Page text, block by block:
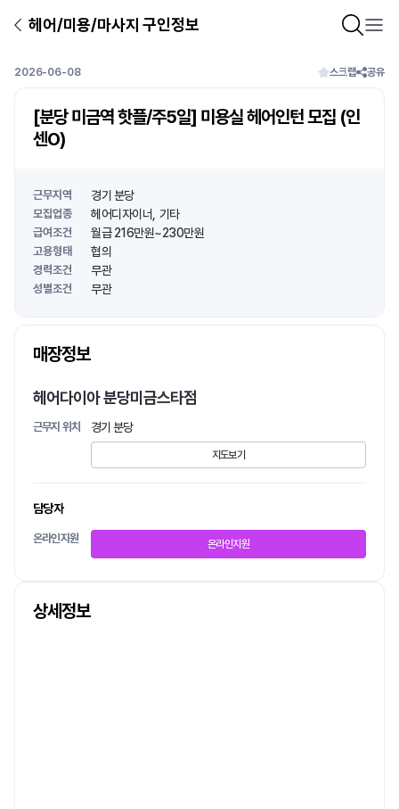
헤어/미용/마사지 구인정보
2026-06-08 스크랩 공유
[분당 미금역 핫플/주5일] 미용실 헤어인턴 모집 (인
센O)
근무지역 경기 분당
모집업종 헤어디자이너 기타
급여조건 월급 216만원~230만원
고용형태 협의
경력조건 무관
성별조건 무관
매장정보
헤어다이아 분당미금스타점
근무지 위치 경기 분당
지도보기
담당자
온라인지원 온라인지원
상세정보